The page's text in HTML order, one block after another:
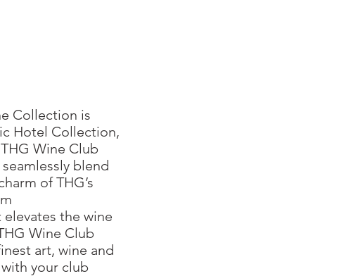
Collection is
Hotel Collection,
Wine Club
blend
of THG’s
the wine
Wine Club
art, wine and
your club